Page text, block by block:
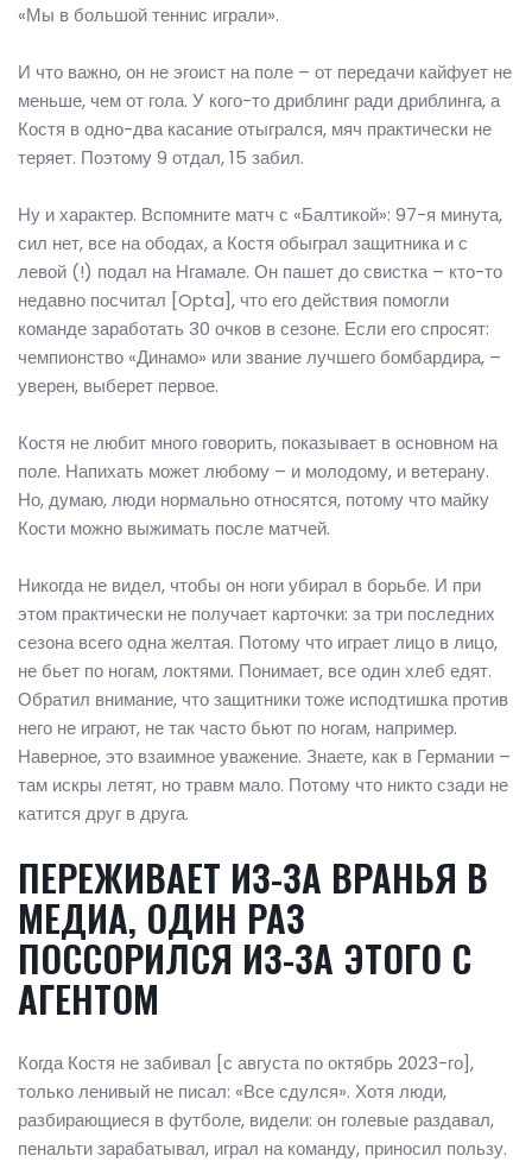
«Мы в большой теннис играли».
И что важно, он не эгоист на поле – от передачи кайфует не
меньше, чем от гола. У кого-то дриблинг ради дриблинга, а
Костя в одно-два касание отыгрался, мяч практически не
теряет. Поэтому 9 отдал, 15 забил.
Ну и характер. Вспомните матч с «Балтикой»: 97-я минута,
сил нет, все на ободах, а Костя обыграл защитника и с
левой (!) подал на Нгамале. Он пашет до свистка – кто-то
недавно посчитал [Opta], что его действия помогли
команде заработать 30 очков в сезоне. Если его спросят:
чемпионство «Динамо» или звание лучшего бомбардира, –
уверен, выберет первое.
Костя не любит много говорить, показывает в основном на
поле. Напихать может любому – и молодому, и ветерану.
Но, думаю, люди нормально относятся, потому что майку
Кости можно выжимать после матчей.
Никогда не видел, чтобы он ноги убирал в борьбе. И при
этом практически не получает карточки: за три последних
сезона всего одна желтая. Потому что играет лицо в лицо,
не бьет по ногам, локтями. Понимает, все один хлеб едят.
Обратил внимание, что защитники тоже исподтишка против
него не играют, не так часто бьют по ногам, например.
Наверное, это взаимное уважение. Знаете, как в Германии –
там искры летят, но травм мало. Потому что никто сзади не
катится друг в друга.
ПЕРЕЖИВАЕТ ИЗ-ЗА ВРАНЬЯ В
МЕДИА, ОДИН РАЗ
ПОССОРИЛСЯ ИЗ-ЗА ЭТОГО С
АГЕНТОМ
Когда Костя не забивал [с августа по октябрь 2023-го],
только ленивый не писал: «Все сдулся». Хотя люди,
разбирающиеся в футболе, видели: он голевые раздавал,
пенальти зарабатывал, играл на команду, приносил пользу.